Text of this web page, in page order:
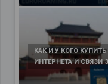
КАК И У КОГО
ИНТЕРНЕТА И СВЯЗИ